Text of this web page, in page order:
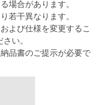
場合があります。
若干異なります。
よび仕様を変更するこ
い。
品書のご提示が必要で